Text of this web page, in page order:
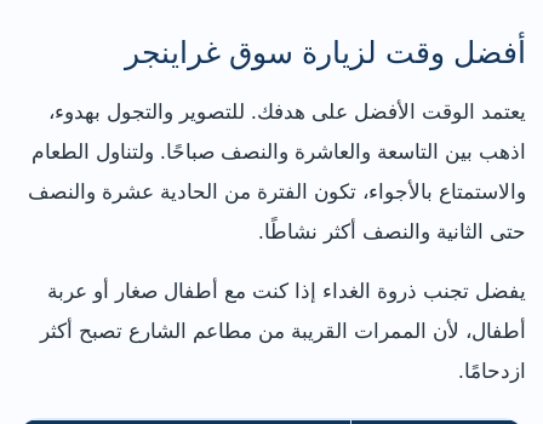
أفضل وقت لزيارة سوق غراينجر
يعتمد الوقت الأفضل على هدفك. للتصوير والتجول بهدوء،
اذهب بين التاسعة والعاشرة والنصف صباحًا. ولتناول الطعام
والاستمتاع بالأجواء، تكون الفترة من الحادية عشرة والنصف
حتى الثانية والنصف أكثر نشاطًا.
يفضل تجنب ذروة الغداء إذا كنت مع أطفال صغار أو عربة
أطفال، لأن الممرات القريبة من مطاعم الشارع تصبح أكثر
ازدحامًا.